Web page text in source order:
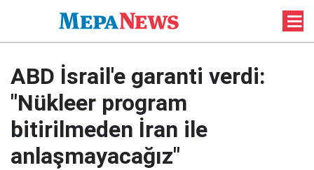
ABD İsrail'e garanti verdi:
"Nükleer program
bitirilmeden İran ile
anlaşmayacağız"